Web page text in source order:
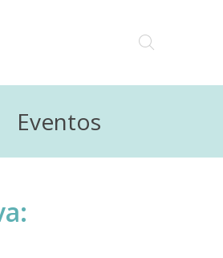
Eventos